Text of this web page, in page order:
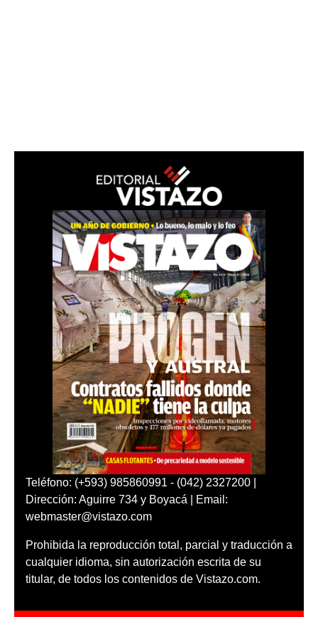
Teléfono: (+593) 985860991 - (042) 2327200 |
Dirección: Aguirre 734 y Boyacá | Email:
webmaster@vistazo.com
Prohibida la reproducción total, parcial y traducción a
cualquier idioma, sin autorización escrita de su
titular, de todos los contenidos de Vistazo.com.